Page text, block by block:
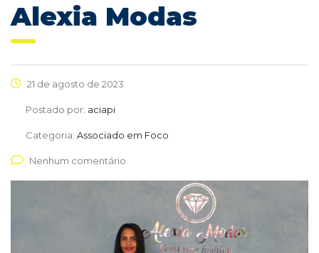
Alexia Modas
21 de agosto de 2023
Postado por: aciapi
Categoria: Associado em Foco
Nenhum comentário